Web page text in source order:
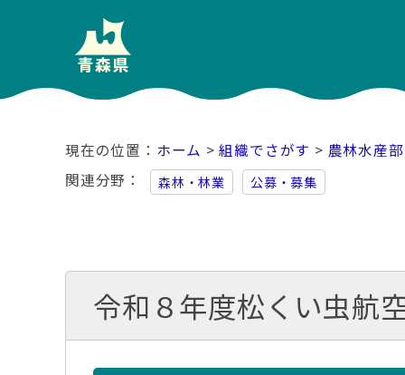
ホーム >組織でさがす > 農林水産部
関連分野
森林・林業 公募・募集
令和８年度松くい虫航